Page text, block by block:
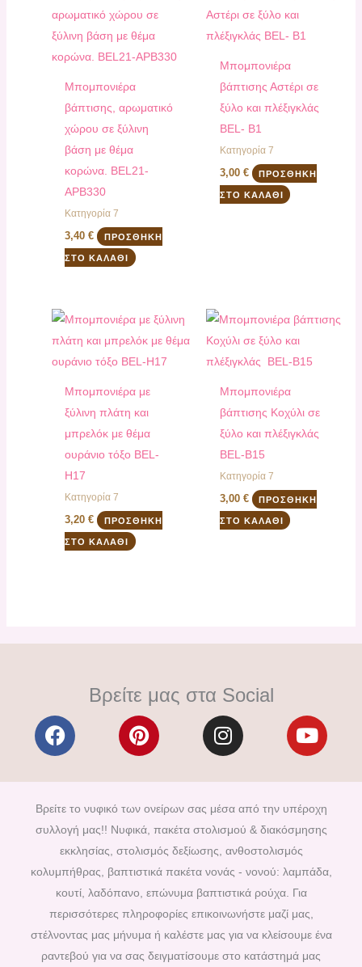
Μπομπονιέρα
βάπτισης, αρωματικό
χώρου σε ξύλινη
βάση με θέμα
κορώνα. BEL21-
APB330
Κατηγορία 7
3,40€ ΠΡΟΣΘΉΚΗ
ΣΤΟ ΚΑΛΆΘΙ
Μπομπονιέρα
βάπτισης Αστέρι σε
ξύλο και πλέξιγκλάς
BEL- B1
Κατηγορία 7
3,00 € ΠΡΟΣΘΉΚΗ
ΣΤΟ ΚΑΛΆΘΙ
Μπομπονιέρα με
ξύλινη πλάτη και
μπρελόκ με θέμα
ουράνιο τόξο BEL-
H17
Κατηγορία 7
3,20€ ΠΡΟΣΘΉΚΗ
ΣΤΟ ΚΑΛΆΘΙ
Μπομπονιέρα
βάπτισης Κοχύλι σε
ξύλο και πλέξιγκλάς
BEL-B15
Κατηγορία 7
3,00 € ΠΡΟΣΘΉΚΗ
ΣΤΟ ΚΑΛΆΘΙ
Βρείτε μας στα Social
F
a
e
b
o
o
k
P
i
t
e
r
e
s
t
I
n
t
a
g
r
a
m
Y
o
t
u
b
Βρείτε το νυφικό των ονείρων σας μέσα από την υπέροχη
συλλογή μας!! Νυφικά, πακέτα στολισμού & διακόσμησης
εκκλησίας, στολισμός δεξίωσης, ανθοστολισμός
κολυμπήθρας, βαπτιστικά πακέτα νονάς - νονού: λαμπάδα,
κουτί, λαδόπανο, επώνυμα βαπτιστικά ρούχα. Για
περισσότερες πληροφορίες επικοινωνήστε μαζί μας,
στέλνοντας μας μήνυμα ή καλέστε μας για να κλείσουμε ένα
ραντεβού για να σας δειγματίσουμε στο κατάστημά μας